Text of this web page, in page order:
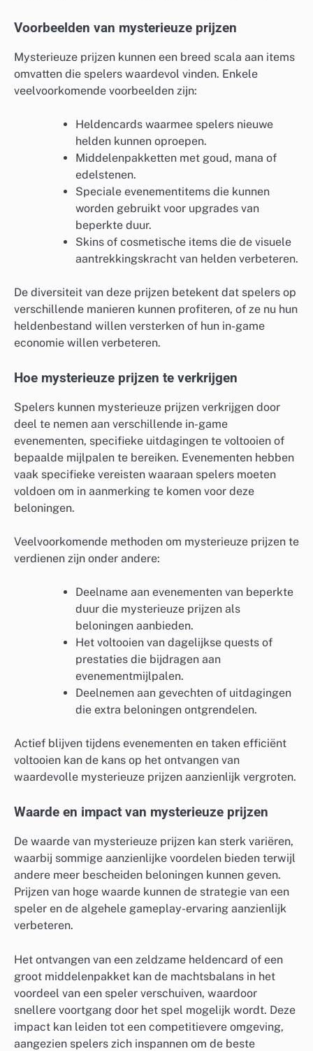
Voorbeelden van mysterieuze prijzen
Mysterieuze prijzen kunnen een breed scala aan items
omvatten die spelers waardevol vinden. Enkele
veelvoorkomende voorbeelden zijn:
Heldencards waarmee spelers nieuwe
helden kunnen oproepen.
Middelenpakketten met goud, mana of
edelstenen.
Speciale evenementitems die kunnen
worden gebruikt voor upgrades van
beperkte duur.
Skins of cosmetische items die de visuele
aantrekkingskracht van helden verbeteren.
De diversiteit van deze prijzen betekent dat spelers op
verschillende manieren kunnen profiteren, of ze nu hun
heldenbestand willen versterken of hun in-game
economie willen verbeteren.
Hoe mysterieuze prijzen te verkrijgen
Spelers kunnen mysterieuze prijzen verkrijgen door
deel te nemen aan verschillende in-game
evenementen, specifieke uitdagingen te voltooien of
bepaalde mijlpalen te bereiken. Evenementen hebben
vaak specifieke vereisten waaraan spelers moeten
voldoen om in aanmerking te komen voor deze
beloningen.
Veelvoorkomende methoden om mysterieuze prijzen te
verdienen zijn onder andere:
Deelname aan evenementen van beperkte
duur die mysterieuze prijzen als
beloningen aanbieden.
Het voltooien van dagelijkse quests of
prestaties die bijdragen aan
evenementmijlpalen.
Deelnemen aan gevechten of uitdagingen
die extra beloningen ontgrendelen.
Actief blijven tijdens evenementen en taken efficiënt
voltooien kan de kans op het ontvangen van
waardevolle mysterieuze prijzen aanzienlijk vergroten.
Waarde en impact van mysterieuze prijzen
De waarde van mysterieuze prijzen kan sterk variëren,
waarbij sommige aanzienlijke voordelen bieden terwijl
andere meer bescheiden beloningen kunnen geven.
Prijzen van hoge waarde kunnen de strategie van een
speler en de algehele gameplay-ervaring aanzienlijk
verbeteren.
Het ontvangen van een zeldzame heldencard of een
groot middelenpakket kan de machtsbalans in het
voordeel van een speler verschuiven, waardoor
snellere voortgang door het spel mogelijk wordt. Deze
impact kan leiden tot een competitievere omgeving,
aangezien spelers zich inspannen om de beste